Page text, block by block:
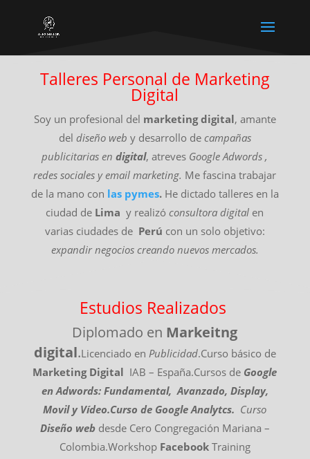
Talleres Personal de Marketing
Digital
Soy un profesional del marketing digital, amante
del diseño web y desarrollo de campañas
publicitarias en digital, atreves Google Adwords ,
redes sociales y email marketing. Me fascina trabajar
de la mano con las pymes. He dictado talleres en la
ciudad de Lima y realizó consultora digital en
varias ciudades de Perú con un solo objetivo:
expandir negocios creando nuevos mercados.
Estudios Realizados
Diplomado en Markeitng
digital.Licenciado en Publicidad.Curso básico de
Marketing Digital IAB – España.Cursos de Google
en Adwords: Fundamental, Avanzado, Display,
Movil y Vídeo.Curso de Google Analytcs. Curso
Diseño webdesde Cero Congregación Mariana –
Colombia.Workshop FacebookTraining